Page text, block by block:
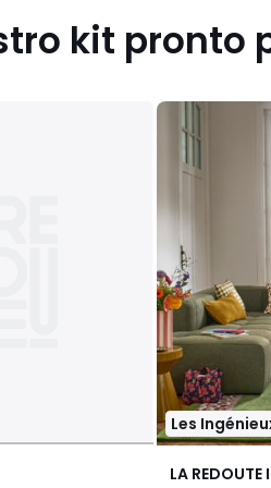
kit pronto
Les
LA REDOUTE